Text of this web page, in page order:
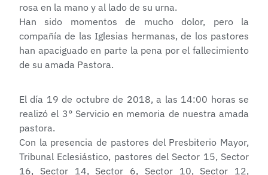
rosa en la mano y al lado de su urna.
Han sido momentos de mucho dolor, pero la
compañía de las Iglesias hermanas, de los pastores
han apaciguado en parte la pena por el fallecimiento
de su amada Pastora.
El día 19 de octubre de 2018, a las 14:00 horas se
realizó el 3° Servicio en memoria de nuestra amada
pastora.
Con la presencia de pastores del Presbiterio Mayor,
Tribunal Eclesiástico, pastores del Sector 15, Sector
16, Sector 14, Sector 6, Sector 10, Sector 12,